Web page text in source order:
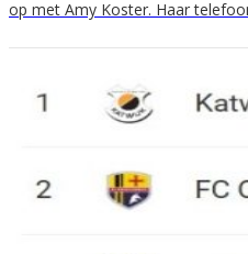
op met Amy Koster. Haar